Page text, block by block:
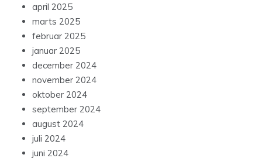
april 2025
marts 2025
februar 2025
januar 2025
december 2024
november 2024
oktober 2024
september 2024
august 2024
juli 2024
juni 2024